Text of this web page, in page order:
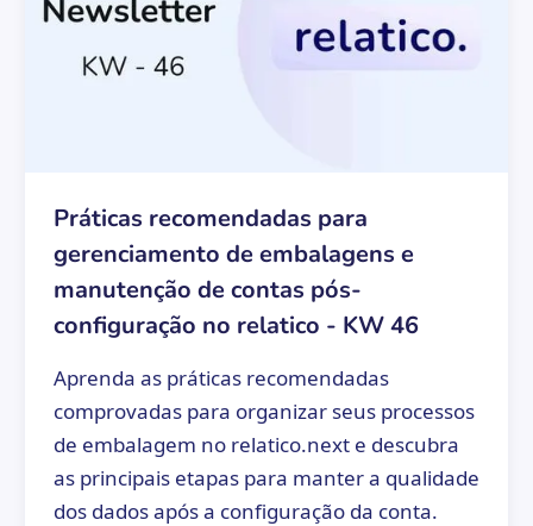
Práticas recomendadas para
gerenciamento de embalagens e
manutenção de contas pós-
configuração no relatico - KW 46
Aprenda as práticas recomendadas
comprovadas para organizar seus processos
de embalagem no relatico.next e descubra
as principais etapas para manter a qualidade
dos dados após a configuração da conta.